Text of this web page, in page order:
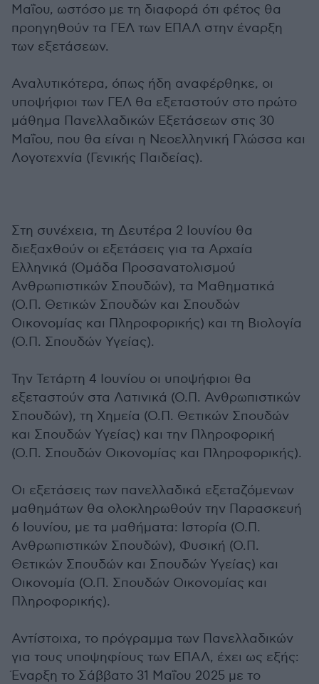
Μαΐου, ωστόσο με τη διαφορά ότι φέτος θα
προηγηθούν τα ΓΕΛ των ΕΠΑΛ στην έναρξη
των εξετάσεων.
Αναλυτικότερα, όπως ήδη αναφέρθηκε, οι
υποψήφιοι των ΓΕΛ θα εξεταστούν στο πρώτο
μάθημα Πανελλαδικών Εξετάσεων στις 30
Μαΐου, που θα είναι η Νεοελληνική Γλώσσα και
Λογοτεχνία (Γενικής Παιδείας).
Στη συνέχεια, τη Δευτέρα 2 Ιουνίου θα
διεξαχθούν οι εξετάσεις για τα Αρχαία
Ελληνικά (Ομάδα Προσανατολισμού
Ανθρωπιστικών Σπουδών), τα Μαθηματικά
(Ο.Π. Θετικών Σπουδών και Σπουδών
Οικονομίας και Πληροφορικής) και τη Βιολογία
(Ο.Π. Σπουδών Υγείας).
Την Τετάρτη 4 Ιουνίου οι υποψήφιοι θα
εξεταστούν στα Λατινικά (Ο.Π. Ανθρωπιστικών
Σπουδών), τη Χημεία (Ο.Π. Θετικών Σπουδών
και Σπουδών Υγείας) και την Πληροφορική
(Ο.Π. Σπουδών Οικονομίας και Πληροφορικής).
Οι εξετάσεις των πανελλαδικά εξεταζόμενων
μαθημάτων θα ολοκληρωθούν την Παρασκευή
6 Ιουνίου, με τα μαθήματα: Ιστορία (Ο.Π.
Ανθρωπιστικών Σπουδών), Φυσική (Ο.Π.
Θετικών Σπουδών και Σπουδών Υγείας) και
Οικονομία (Ο.Π. Σπουδών Οικονομίας και
Πληροφορικής).
Αντίστοιχα, το πρόγραμμα των Πανελλαδικών
για τους υποψηφίους των ΕΠΑΛ, έχει ως εξής:
Έναρξη το Σάββατο 31 Μαΐου 2025 με το